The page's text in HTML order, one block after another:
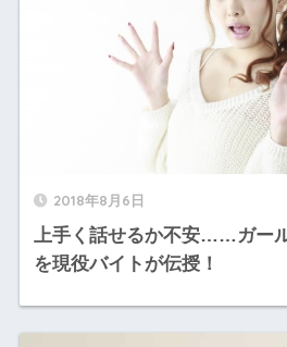
2018年8月6日
上手く話せるか不安……ガー
を現役バイトが伝授！